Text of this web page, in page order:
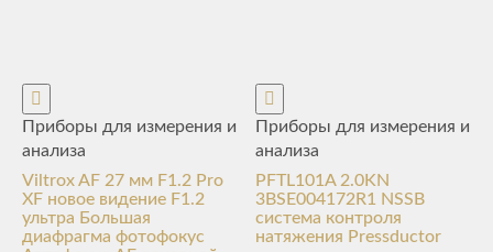
Приборы для измерения и
анализа
Viltrox AF 27 мм F1.2 Pro
XF новое видение F1.2
ультра Большая
диафрагма фотофокус
Приборы для измерения и
анализа
PFTL101A 2.0KN
3BSE004172R1 NSSB
система контроля
натяжения Pressductor